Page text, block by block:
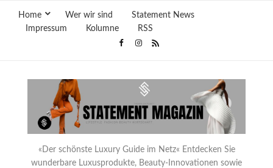
Home Wer wir sind
Statement News
Impressum
Kolumne RSS
«Der schönste Luxury Guide im Netz« Entdecken Sie
wunderbare Luxusprodukte, Beauty-Innovationen sowie